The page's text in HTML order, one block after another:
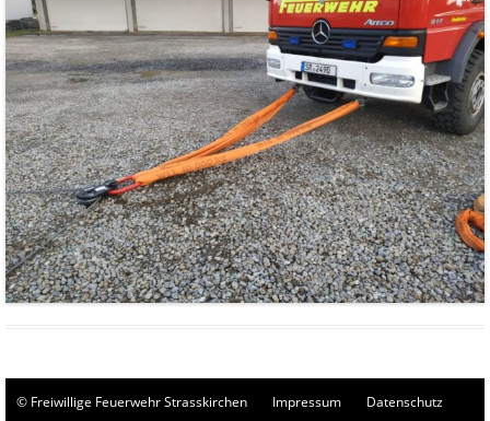
© Freiwillige Feuerwehr Strasskirchen Impressum Datenschutz